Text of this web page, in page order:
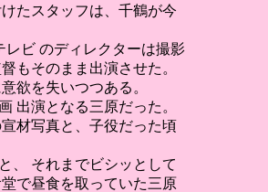
たスタッフは、千鶴が今
ビ のディレクターは撮影
もそのまま出演させた。
欲を失いつつある。
出演となる三原だった。
材写真と、子役だった頃
、 それまでビシッとして
で昼食を取っていた三原